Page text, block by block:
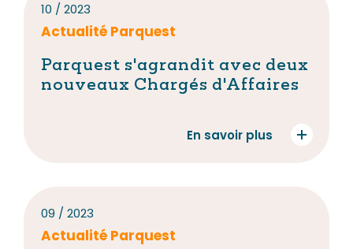
10 / 2023
Actualité Parquest
Parquest s'agrandit avec deux
nouveaux Chargés d'Affaires
En savoir plus
09 / 2023
Actualité Parquest